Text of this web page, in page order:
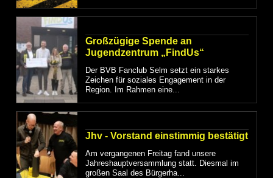
Großzügige Spende an
Jugendzentrum „FindUs“
Der BVB Fanclub Selm setzt ein starkes
Zeichen für soziales Engagement in der
Region. Im Rahmen eine...
Jhv - Vorstand einstimmig bestätigt
Am vergangenen Freitag fand unsere
Jahreshauptversammlung statt. Diesmal im
großen Saal des Bürgerha...